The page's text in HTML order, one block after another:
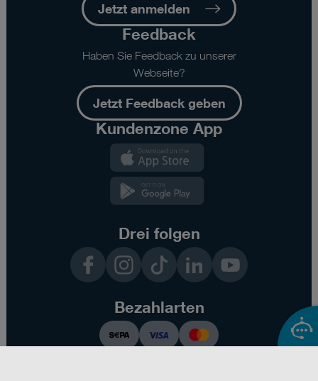
Jetzt anmelden
Feedback
Haben Sie Feedback zu unserer
Webseite?
Jetzt Feedback geben
Kundenzone App
Drei folgen
InstagramTikTok LinkedInYouTube
Bezahlarten